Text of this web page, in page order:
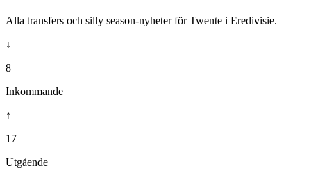
Alla transfers och silly season-nyheter förTwente i Eredivisie.
↓
8
Inkommande
↑
17
Utgående